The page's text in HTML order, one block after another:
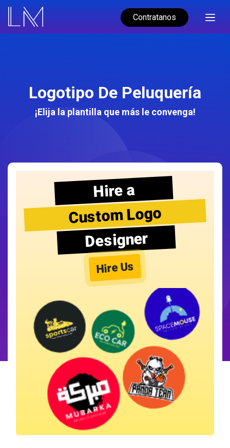
Contratanos
Logotipo De Peluquería
¡Elija la plantilla que más le convenga!
Hire a
Custom Logo
Designer
Hire Us